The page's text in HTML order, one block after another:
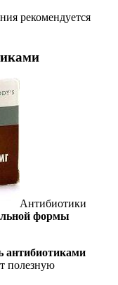
рекомендуется
Антибиотики
формы
антибиотиками
полезную